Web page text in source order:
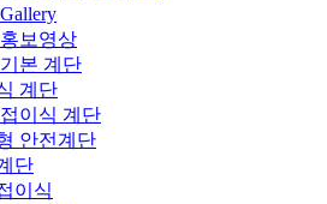
보영상
본 계단
계단
이식 계단
안전계단
단
이식